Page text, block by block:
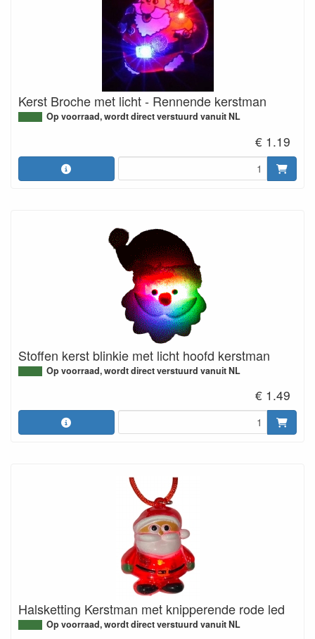
Kerst Broche met licht - Rennende kerstman
Op voorraad, wordt direct verstuurd vanuit NL
€ 1.19
Stoffen kerst blinkie met licht hoofd kerstman
Op voorraad, wordt direct verstuurd vanuit NL
€ 1.49
Halsketting Kerstman met knipperende rode led
Op voorraad, wordt direct verstuurd vanuit NL